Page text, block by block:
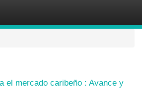
el mercado caribeño : Avance y